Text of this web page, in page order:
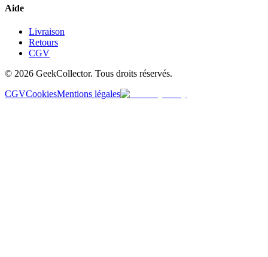
Aide
Livraison
Retours
CGV
© 2026 GeekCollector. Tous droits réservés.
CGVCookiesMentions légales